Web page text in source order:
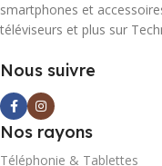
smartphones et
téléviseurs et plus sur
Nous suivre
Nos rayons
Téléphonie & Tablettes